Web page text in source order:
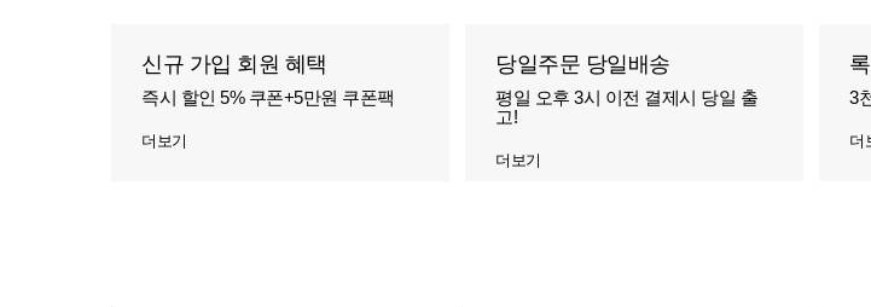
신규 가입 회원 혜택
즉시 할인 5% 쿠폰+5만원 쿠폰팩
더보기
당일주문 당일배송
평일 오후 3시 이전 결제시 당일 출
고!
더보기
3
더